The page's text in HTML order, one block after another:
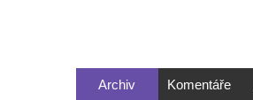
Archiv Komentáře